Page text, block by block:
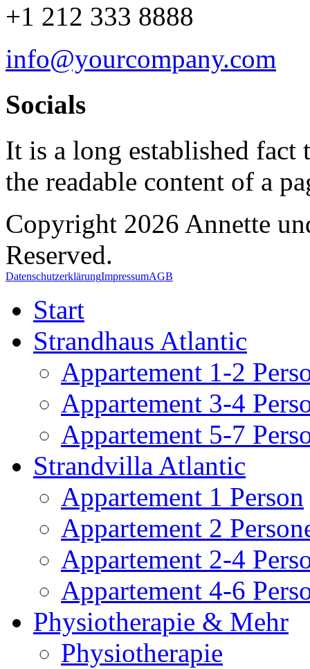
+1 212 333 8888
info@yourcompany.com
Socials
It is a long established fact
the readable content of a
Copyright 2026 Annette
Reserved.
DatenschutzerklärungImpressumAGB
Start
Strandhaus Atlantic
Appartement 1-2
Appartement 3-4
Appartement 5-7
Strandvilla Atlantic
Appartement 1 Person
Appartement 2
Appartement 2-4
Appartement 4-6
Physiotherapie & Mehr
Physiotherapie